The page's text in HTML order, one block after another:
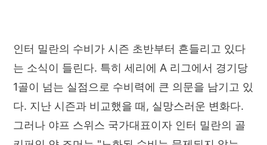
인터 밀란의 수비가 시즌 초반부터 흔들리고 있다
는 소식이 들린다. 특히 세리에 A 리그에서 경기당
1골이 넘는 실점으로 수비력에 큰 의문을 남기고 있
다. 지난 시즌과 비교했을 때, 실망스러운 변화다.
그러나 야프 스위스 국가대표이자 인터 밀란의 골